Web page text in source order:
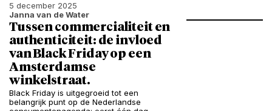
5 december 2025
Janna van de Water
Tussen commercialiteit en
authenticiteit: de invloed
van Black Friday op een
Amsterdamse
winkelstraat.
Black Friday is uitgegroeid tot een
belangrijk punt op de Nederlandse